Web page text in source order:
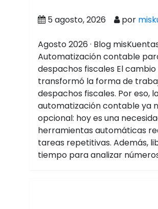
5 agosto, 2026 por
Agosto 2026 · Blog
Automatización contable
despachos fiscales El
transformó la forma de
despachos fiscales. Por eso,
automatización contable ya
opcional: hoy es una
herramientas automáticas
tareas repetitivas. Además,
tiempo para analizar